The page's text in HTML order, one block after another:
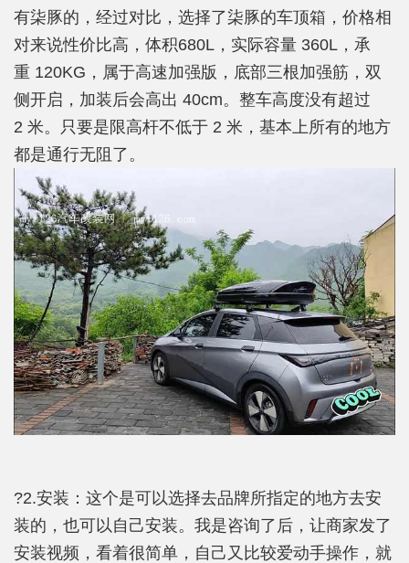
有柒豚的，经过对比，选择了柒豚的车顶箱，价格相
对来说性价比高，体积680L，实际容量 360L，承
重 120KG，属于高速加强版，底部三根加强筋，双
侧开启，加装后会高出 40cm。整车高度没有超过
2 米。只要是限高杆不低于 2 米，基本上所有的地方
都是通行无阻了。
?2.安装：这个是可以选择去品牌所指定的地方去安
装的，也可以自己安装。我是咨询了后，让商家发了
安装视频，看着很简单，自己又比较爱动手操作，就